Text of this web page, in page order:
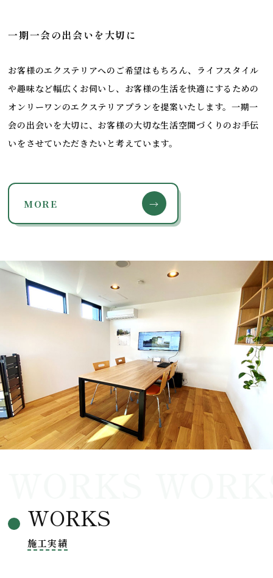
一期一会の出会いを大切に
お客様のエクステリアへのご希望はもちろん、ライフスタイル
や趣味など幅広くお伺いし、お客様の生活を快適にするための
オンリーワンのエクステリアプランを提案いたします。一期一
会の出会いを大切に、お客様の大切な生活空間づくりのお手伝
いをさせていただきたいと考えています。
MORE →
WORKS
施工実績